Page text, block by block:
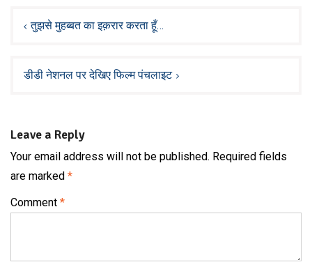
navigation
तुझसे मुहब्बत का इक़रार करता हूँ…
डीडी नेशनल पर देखिए फिल्म पंचलाइट
Leave a Reply
Your email address will not be published. Required fields
are marked *
Comment *